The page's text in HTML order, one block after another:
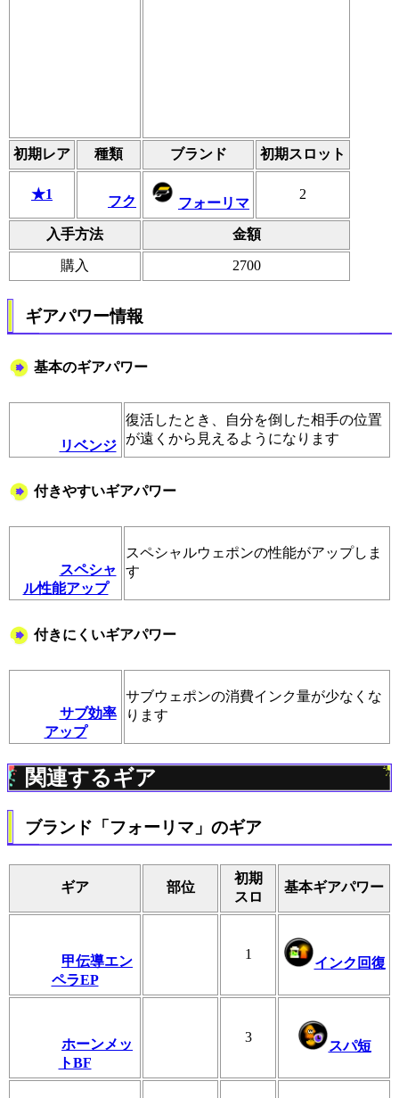
初期レア 種類 ブランド 初期スロット
★1 フク フォーリマ
2
入手方法 金額
購入 2700
ギアパワー情報
基本のギアパワー
リベンジ
復活したとき、自分を倒した相手の位置
が遠くから見えるようになります
付きやすいギアパワー
スペシャ
ル性能アップ
スペシャルウェポンの性能がアップしま
す
付きにくいギアパワー
サブ効率
アップ
サブウェポンの消費インク量が少なくな
ります
関連するギア
ブランド「フォーリマ」のギア
ギア 部位
初期
スロ
基本ギアパワー
甲伝導エン
ペラEP
1
インク回復
ホーンメッ
トBF
3
スパ短